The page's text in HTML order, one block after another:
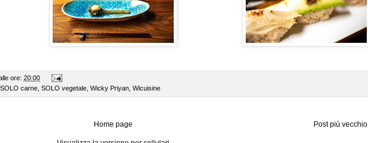
ore: 20:00
SOLO carne SOLO vegetale Wicky Priyan Wicuisine
Post più vecchio
Home page